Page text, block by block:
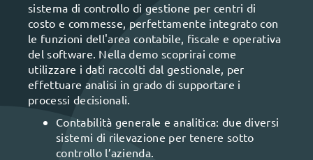
sistema di controllo di gestione per centri di
costo e commesse, perfettamente integrato con
le funzioni dell'area contabile, fiscale e operativa
del software. Nella demo scoprirai come
utilizzare i dati raccolti dal gestionale, per
effettuare analisi in grado di supportare i
processi decisionali.
Contabilità generale e analitica: due diversi
sistemi di rilevazione per tenere sotto
controllo l’azienda.